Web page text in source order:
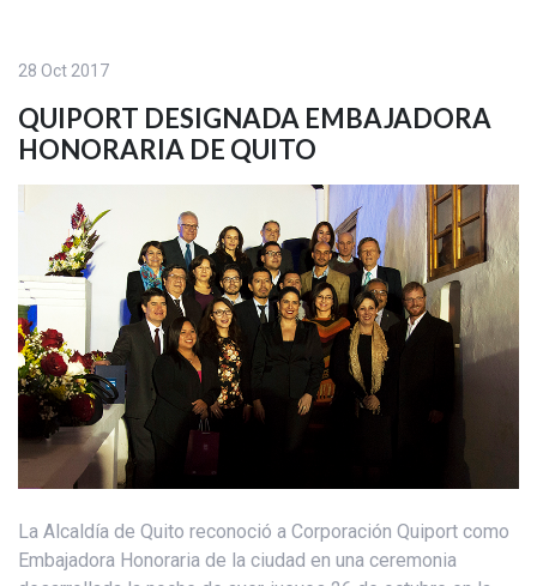
28 Oct 2017
QUIPORT DESIGNADA EMBAJADORA
HONORARIA DE QUITO
La Alcaldía de Quito reconoció a Corporación Quiport como
Embajadora Honoraria de la ciudad en una ceremonia